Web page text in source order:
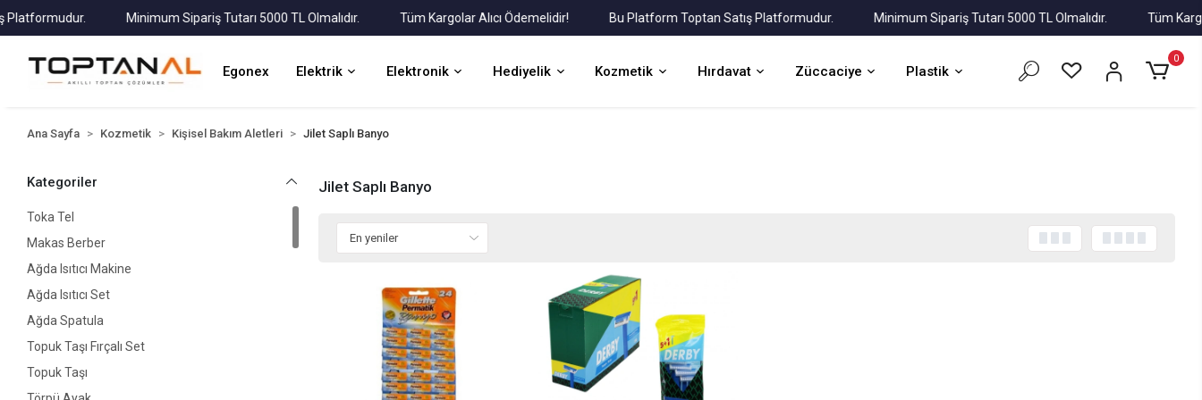
Minimum Sipariş Tutarı 5000 TL Olmalıdır. Tüm Kargolar Alıcı Ödemelidir! Bu Platform Toptan Satış Platformudur. Minimum Sipariş Tutarı 5000 TL Olmalıdır. Tüm Kargolar
Egonex Elektrik Elektronik Hediyelik Kozmetik Hırdavat Züccaciye Plastik
0
Ana Sayfa Kozmetik Kişisel Bakım Aletleri Jilet Saplı Banyo
Kategoriler
Toka Tel
Makas Berber
Ağda Isıtıcı Makine
Ağda Isıtıcı Set
Ağda Spatula
Topuk Taşı Fırçalı Set
Topuk Taşı
Jilet Saplı Banyo